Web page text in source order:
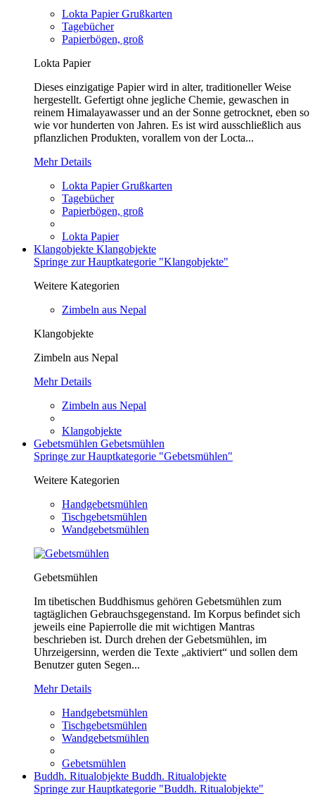
Lokta Papier Grußkarten
Tagebücher
Papierbögen, groß
Lokta Papier
Dieses einzigatige Papier wird in alter, traditioneller Weise
hergestellt. Gefertigt ohne jegliche Chemie, gewaschen in
reinem Himalayawasser und an der Sonne getrocknet, eben so
wie vor hunderten von Jahren. Es ist wird ausschließlich aus
pflanzlichen Produkten, vorallem von der Locta...
Mehr Details
Lokta Papier Grußkarten
Tagebücher
Papierbögen, groß
Lokta Papier
Klangobjekte Klangobjekte
Springe zur Hauptkategorie "Klangobjekte"
Weitere Kategorien
Zimbeln aus Nepal
Klangobjekte
Zimbeln aus Nepal
Mehr Details
Zimbeln aus Nepal
Klangobjekte
Gebetsmühlen Gebetsmühlen
Springe zur Hauptkategorie "Gebetsmühlen"
Weitere Kategorien
Handgebetsmühlen
Tischgebetsmühlen
Wandgebetsmühlen
Gebetsmühlen
Im tibetischen Buddhismus gehören Gebetsmühlen zum
tagtäglichen Gebrauchsgegenstand. Im Korpus befindet sich
jeweils eine Papierrolle die mit wichtigen Mantras
beschrieben ist. Durch drehen der Gebetsmühlen, im
Uhrzeigersinn, werden die Texte „aktiviert“ und sollen dem
Benutzer guten Segen...
Mehr Details
Handgebetsmühlen
Tischgebetsmühlen
Wandgebetsmühlen
Gebetsmühlen
Buddh. Ritualobjekte Buddh. Ritualobjekte
Springe zur Hauptkategorie "Buddh. Ritualobjekte"